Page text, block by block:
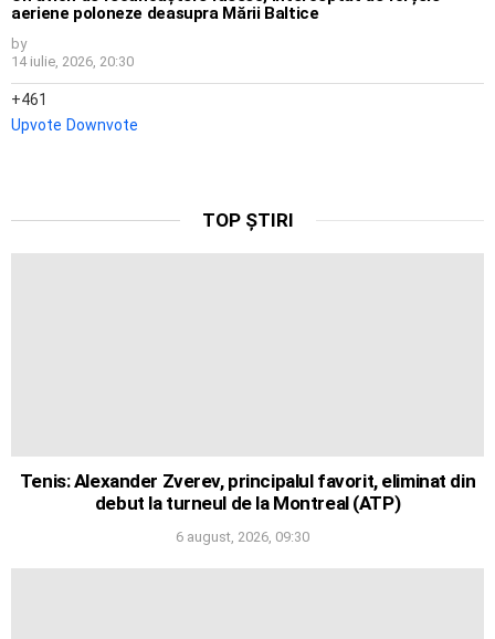
aeriene poloneze deasupra Mării Baltice
by
14 iulie, 2026, 20:30
461
Upvote Downvote
TOP ȘTIRI
Tenis: Alexander Zverev, principalul favorit, eliminat din
debut la turneul de la Montreal (ATP)
6 august, 2026, 09:30